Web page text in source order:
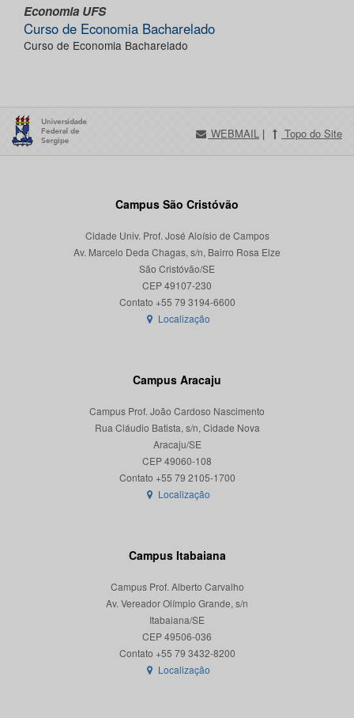
Economia UFS
Curso de Economia Bacharelado
Curso de Economia Bacharelado
WEBMAIL | Topo do Site
Campus São Cristóvão
Cidade Univ. Prof. José Aloísio de Campos
Av. Marcelo Deda Chagas, s/n, Bairro Rosa Elze
São Cristóvão/SE
CEP 49107-230
Localização
Campus Aracaju
Campus Prof. João Cardoso Nascimento
Rua Cláudio Batista, s/n, Cidade Nova
Aracaju/SE
CEP 49060-108
Localização
Campus Itabaiana
Campus Prof. Alberto Carvalho
Av. Vereador Olímpio Grande, s/n
Itabaiana/SE
CEP 49506-036
Localização